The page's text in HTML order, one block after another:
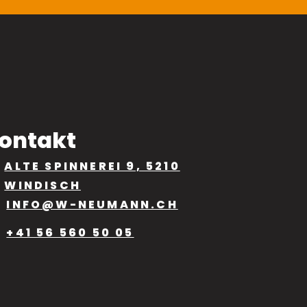
ALTE SPINNEREI 9, 5210
WINDISCH
INFO@W-NEUMANN.CH
+41 56 560 50 05